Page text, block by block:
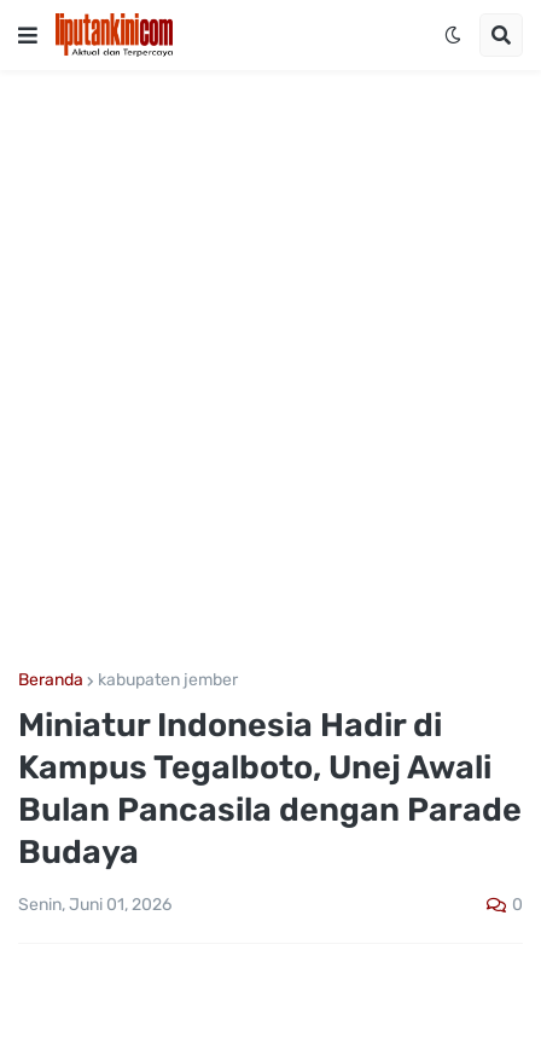
Beranda kabupaten jember
Miniatur Indonesia Hadir di
Kampus Tegalboto, Unej Awali
Bulan Pancasila dengan Parade
Budaya
Senin, Juni 01, 2026 0